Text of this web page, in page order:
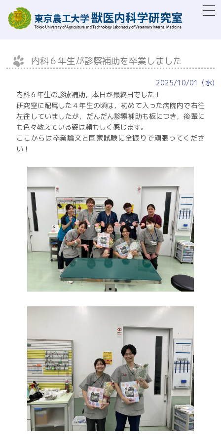
内科６年生が診察補助を卒業しました
2025/10/01（水)
内科６年生の診療補助，本日が最終日でした！
研究室に配属した４年生の頃は，初めて入った病院内で右往
左往していましたが，だんだん診察補助も板につき，後輩に
も色々教えている姿は頼もしく感じます。
ここからは卒業論文と国家試験に全振りで頑張ってくださ
い！